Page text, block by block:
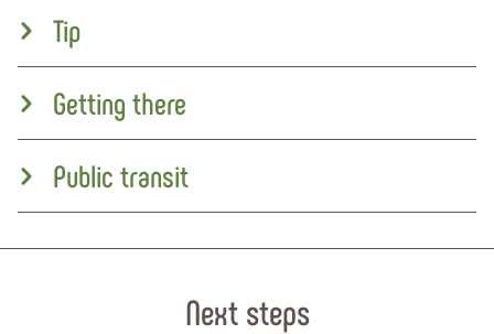
Tip
Getting there
Public transit
Next steps